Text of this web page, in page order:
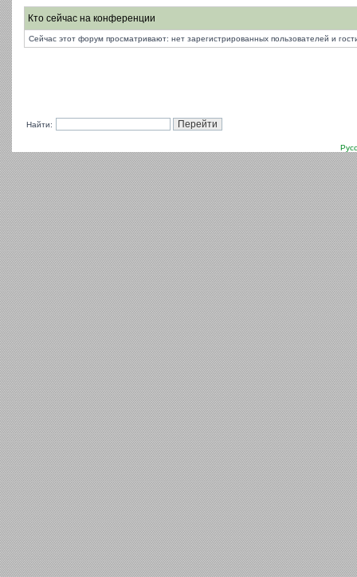
Кто сейчас на конференции
Сейчас этот форум просматривают: нет зарегистрированных пользователей и
Найти: